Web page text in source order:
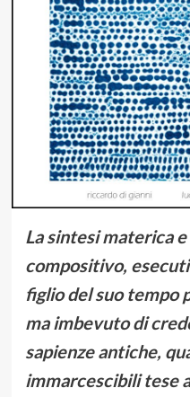
La sintesi materica
compositivo,
figlio del suo tempo
ma imbevuto di
sapienze antiche,
immarcescibili tese